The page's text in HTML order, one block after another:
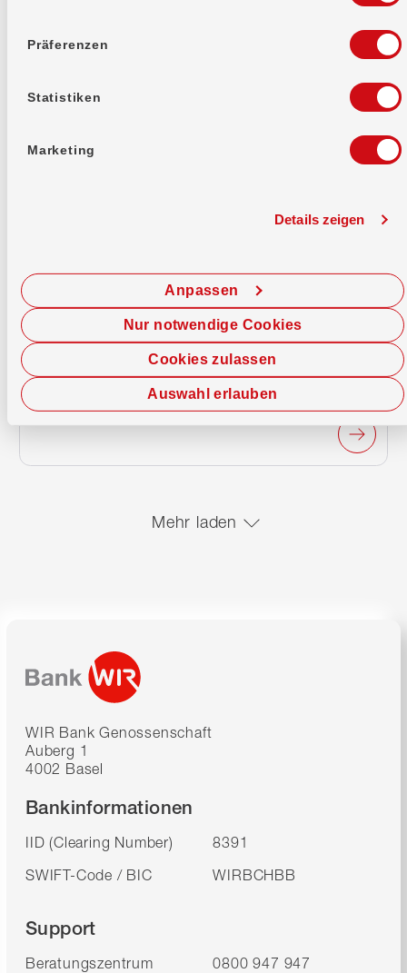
Präferenzen
Statistiken
Marketing
Details zeigen
Cookies zulassen
Anpassen
Auswahl erlauben
Nur notwendige Cookies
/de/schnell-erledigt/artikel/beteiligungsschein-
Säule 3a: Auflösung
/de/schnell-erledigt/artikel/saeule-3a-aufloesung/
Digital Banking: Mobile App
/de/schnell-erledigt/artikel/digital-banking-mobile-
Mehr laden
WIR Bank Genossenschaft
Auberg 1
4002 Basel
Bankinformationen
IID (Clearing Number)
8391
SWIFT-Code / BIC
WIRBCHBB
Support
Beratungszentrum
0800 947 947